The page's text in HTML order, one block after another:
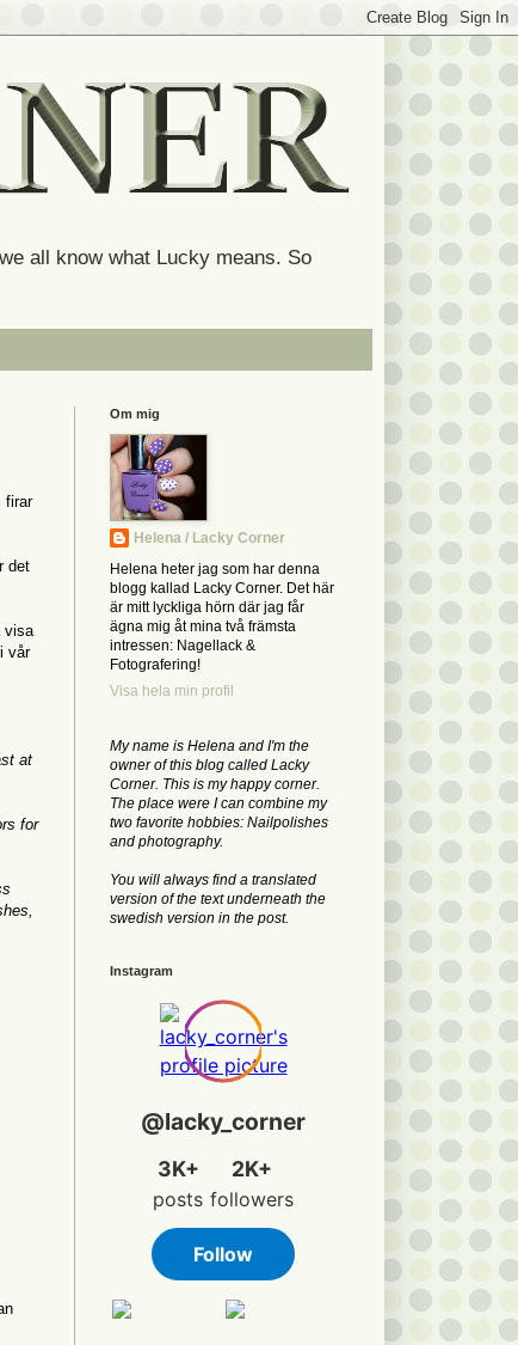
all know what Lucky means. So
firar
det
visa
vår
at
for
Om mig
Helena / Lacky Corner
Helena heter jag som har denna
blogg kallad Lacky Corner. Det här
är mitt lyckliga hörn där jag får
ägna mig åt mina två främsta
intressen: Nagellack &
Fotografering!
Visa hela min profil
My name is Helena and I'm the
owner of this blog called Lacky
Corner. This is my happy corner.
The place were I can combine my
two favorite hobbies: Nailpolishes
and photography.
You will always find a translated
version of the text underneath the
swedish version in the post.
Instagram